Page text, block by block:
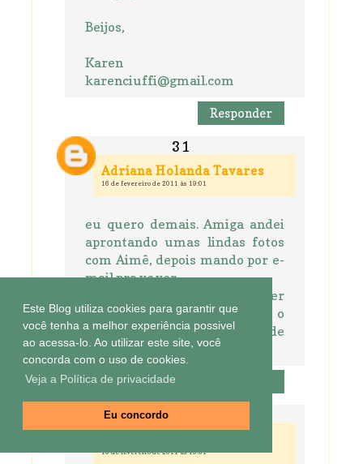
Este Blog utiliza cookies para garantir que
você tenha a melhor experiência possivel
ao acessa-lo. Ao utilizar este site, você
concorda com o uso de cookies.
Veja a Política de privacidade
Eu concordo
Beijos,
Karen
karenciuffi@gmail.com
Responder
Adriana Holanda Tavares
16 de fevereiro de 2011 às 19:01
eu quero demais. Amiga andei
aprontando umas lindas fotos
com Aimê, depois mando por e-
mail pra vc ver...
me sorteia, vai... Ah se tudo der
certo em Julho eu, Aimê e o
maridão vamos pro encontro de
blogueiras...
16 de fevereiro de 2011 às 19:51